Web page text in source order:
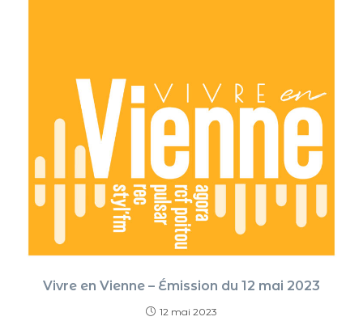
Vivre en Vienne – Émission du 12 mai 2023
12 mai 2023